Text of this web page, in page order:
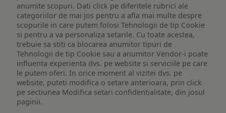
anumite scopuri. Dati click pe diferitele rubrici ale
categoriilor de mai jos pentru a afla mai multe despre
scopurile in care putem folosi Tehnologii de tip Cookie
si pentru a va personaliza setarile. Cu toate acestea,
trebuie sa stiti ca blocarea anumitor tipuri de
Tehnologii de tip Cookie sau a anumitor Vendor-i poate
influenta experienta dvs. pe website si serviciile pe care
le putem oferi. In orice moment al vizitei dvs. pe
website, puteti modifica o setare anterioara, prin click
pe sectiunea Modifica setari confidentialitate, din josul
paginii.